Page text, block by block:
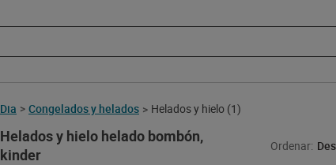
Dia > Congelados y helados > Helados y hielo (1)
Helados y hielo helado bombón,
kinder
Ordenar: